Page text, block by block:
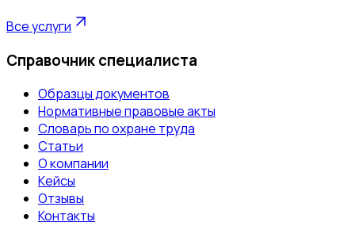
Все услуги
Справочник специалиста
Образцы документов
Нормативные правовые акты
Словарь по охране труда
Статьи
О компании
Кейсы
Отзывы
Контакты